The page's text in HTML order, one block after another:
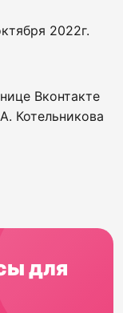
2022г.
Вконтакте
Котельникова
для